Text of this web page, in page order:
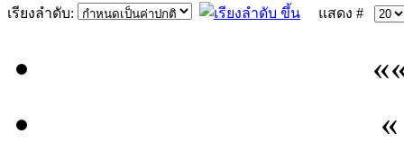
เรียงลำดับ: แสดง #